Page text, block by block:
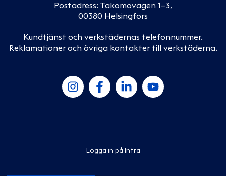
Postadress: Takomovägen 1–3,
00380 Helsingfors
Kundtjänst och verkstädernas telefonnummer.
Reklamationer och övriga kontakter till verkstäderna.
Logga in på Intra